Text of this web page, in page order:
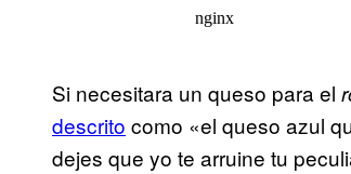
Si necesitara un queso para el
descrito como «el queso azul
dejes que yo te arruine tu